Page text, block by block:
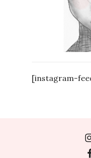
[instagram-